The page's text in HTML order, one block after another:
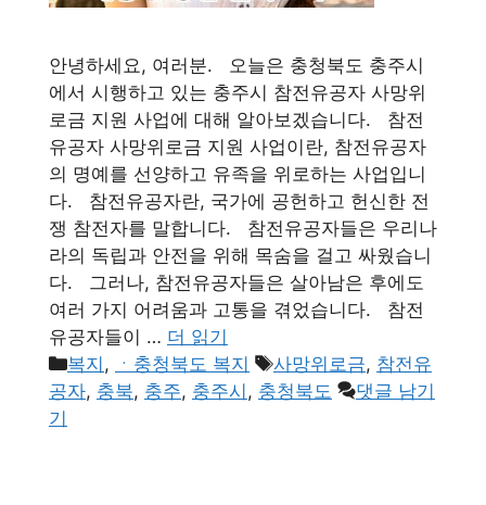
안녕하세요, 여러분. 오늘은 충청북도 충주시
에서 시행하고 있는 충주시 참전유공자 사망위
로금 지원 사업에 대해 알아보겠습니다. 참전
유공자 사망위로금 지원 사업이란, 참전유공자
의 명예를 선양하고 유족을 위로하는 사업입니
다. 참전유공자란, 국가에 공헌하고 헌신한 전
쟁 참전자를 말합니다. 참전유공자들은 우리나
라의 독립과 안전을 위해 목숨을 걸고 싸웠습니
다. 그러나, 참전유공자들은 살아남은 후에도
여러 가지 어려움과 고통을 겪었습니다. 참전
유공자들이 … 더 읽기
카
테
복지 , ㆍ충청북도 복지
태
그
사망위로금, 참전유
공자, 충북, 충주, 충주시 , 충청북도
댓글 남기
기